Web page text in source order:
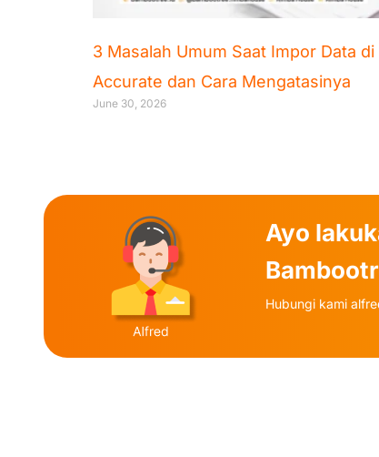
3 Masalah Umum Saat Impor Data di
Accurate dan Cara Mengatasinya
June 30, 2026
Ayo
Hubungi kami